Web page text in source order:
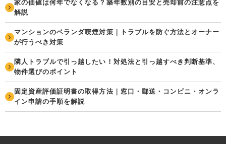
家の価値は何年でなくなる？築年数別の目安と売却前の注意点を
解説
マンションのベランダ喫煙対策｜トラブルを防ぐ方法とオーナー
が行うべき対策
隣人トラブルで引っ越したい！対処法と引っ越すべき判断基準、
物件選びのポイント
固定資産評価証明書の取得方法｜窓口・郵送・コンビニ・オンラ
イン申請の手順を解説